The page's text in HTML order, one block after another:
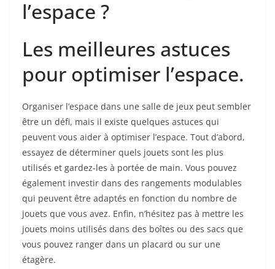
l’espace ?
Les meilleures astuces
pour optimiser l’espace.
Organiser l’espace dans une salle de jeux peut sembler
être un défi, mais il existe quelques astuces qui
peuvent vous aider à optimiser l’espace. Tout d’abord,
essayez de déterminer quels jouets sont les plus
utilisés et gardez-les à portée de main. Vous pouvez
également investir dans des rangements modulables
qui peuvent être adaptés en fonction du nombre de
jouets que vous avez. Enfin, n’hésitez pas à mettre les
jouets moins utilisés dans des boîtes ou des sacs que
vous pouvez ranger dans un placard ou sur une
étagère.